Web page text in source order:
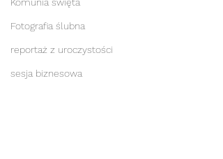
Fotografia ślubna
reportaż z uroczystości
sesja biznesowa